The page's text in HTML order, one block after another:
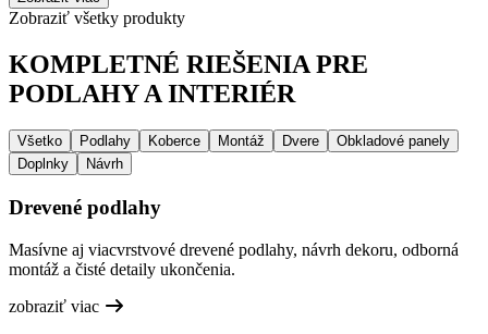
Zobraziť všetky produkty
KOMPLETNÉ RIEŠENIA PRE
PODLAHY A INTERIÉR
Všetko Podlahy Koberce Montáž Dvere
Obkladové panely
Doplnky
Návrh
Drevené podlahy
Masívne aj viacvrstvové drevené podlahy, návrh dekoru, odborná
montáž a čisté detaily ukončenia.
zobraziť viac